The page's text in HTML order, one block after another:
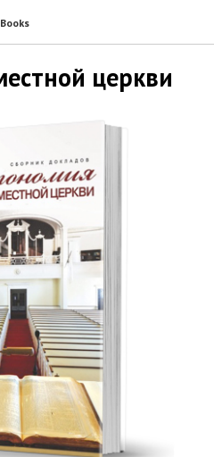
Books
церкви